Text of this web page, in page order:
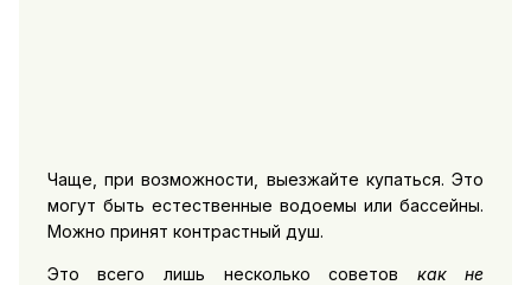
Чаще, при возможности, выезжайте купаться. Это
могут быть естественные водоемы или бассейны.
Можно принят контрастный душ.
Это всего лишь несколько советов как не